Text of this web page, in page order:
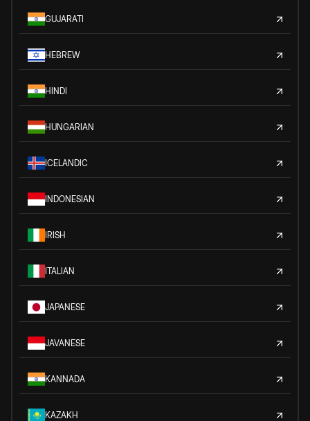
GUJARATI
HEBREW
HINDI
HUNGARIAN
ICELANDIC
INDONESIAN
IRISH
ITALIAN
JAPANESE
JAVANESE
KANNADA
KAZAKH